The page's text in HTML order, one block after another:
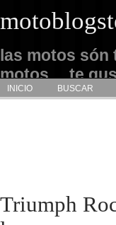
las motos
motos… te
admirarlas…
INICIO BUSCAR
Triumph